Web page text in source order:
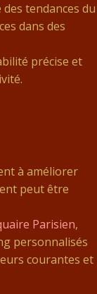
tendances du
dans des
précise et
à améliorer
peut être
Parisien,
personnalisés
courantes et